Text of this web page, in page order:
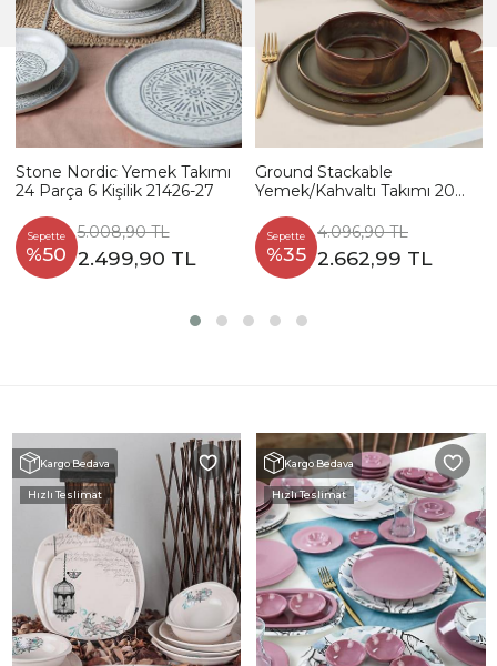
Stone Nordic Yemek Takımı
24 Parça 6 Kişilik 21426-27
Sepette
%50
5.008,90 TL
2.499,90 TL
Ground Stackable
Yemek/Kahvaltı Takımı 20
Sepette
%35
4.096,90 TL
2.662,99 TL
Kargo Bedava
Hızlı Teslimat
Kargo Bedava
Hızlı Teslimat